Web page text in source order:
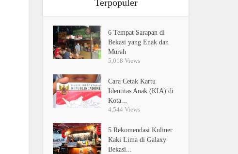
Terpopuler
6 Tempat Sarapan di
Bekasi yang Enak dan
Murah
5,018 Views
Cara Cetak Kartu
Identitas Anak (KIA) di
Kota...
4,544 Views
5 Rekomendasi Kuliner
Kaki Lima di Galaxy
Bekasi...